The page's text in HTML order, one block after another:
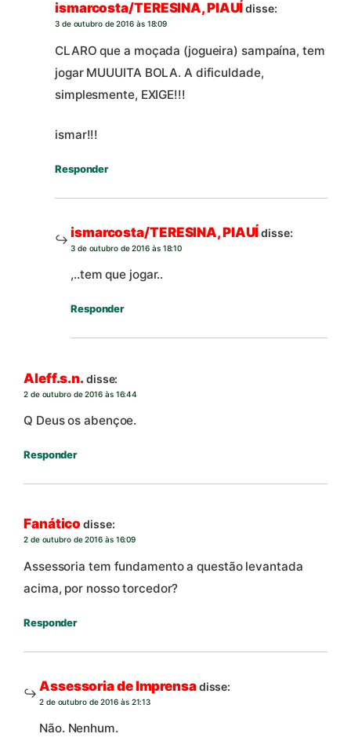
ismarcosta/TERESINA, PIAUÍdisse:
3 de outubro de 2016 às 18:09
CLARO que a moçada (jogueira) sampaína, tem
jogar MUUUITA BOLA. A dificuldade,
simplesmente, EXIGE!!!
ismar!!!
Responder
ismarcosta/TERESINA, PIAUÍdisse:
3 de outubro de 2016 às 18:10
,..tem que jogar..
Responder
Aleff.s.n.disse:
2 de outubro de 2016 às 16:44
Q Deus os abençoe.
Responder
Fanático disse:
2 de outubro de 2016 às 16:09
Assessoria tem fundamento a questão levantada
acima, por nosso torcedor?
Responder
Assessoria de Imprensadisse:
2 de outubro de 2016 às 21:13
Não. Nenhum.